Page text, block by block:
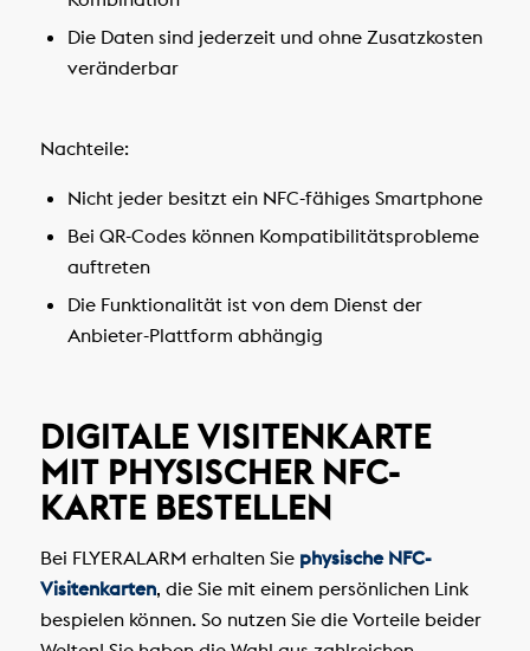
Die Daten sind jederzeit und ohne Zusatzkosten
veränderbar
Nachteile:
Nicht jeder besitzt ein NFC-fähiges Smartphone
Bei QR-Codes können Kompatibilitätsprobleme
auftreten
Die Funktionalität ist von dem Dienst der
Anbieter-Plattform abhängig
DIGITALE VISITENKARTE
MIT PHYSISCHER NFC-
KARTE BESTELLEN
Bei FLYERALARM erhalten Sie physische NFC-
Visitenkarten, die Sie mit einem persönlichen Link
bespielen können. So nutzen Sie die Vorteile beider